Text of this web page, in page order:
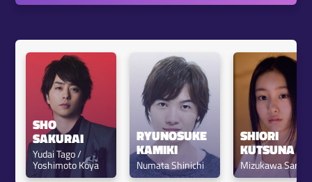
SHO
SAKURAI
Yudai Tago /
Yoshimoto Koya
RYUNOSUKE
KAMIKI
Numata Shinichi
SHIORI
KUTSUNA
Mizukawa Sara